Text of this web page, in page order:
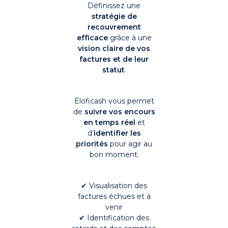
Définissez une
stratégie de
recouvrement
efficace grâce à une
vision claire de vos
factures et de leur
statut.
Eloficash vous permet
de suivre vos encours
en temps réel et
d’identifier les
priorités pour agir au
bon moment.
✔ Visualisation des
factures échues et à
venir
✔ Identification des